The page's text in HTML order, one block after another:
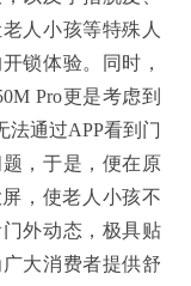
人小孩等特殊人
锁体验。同时，
Pro更是考虑到
法通过APP看到门
，于是，便在原
，使老人小孩不
外动态，极具贴
大消费者提供舒